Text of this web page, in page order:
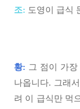
조: 도영이 급식
황: 그 점이 가
나옵니다. 그래
려 이 급식만 먹